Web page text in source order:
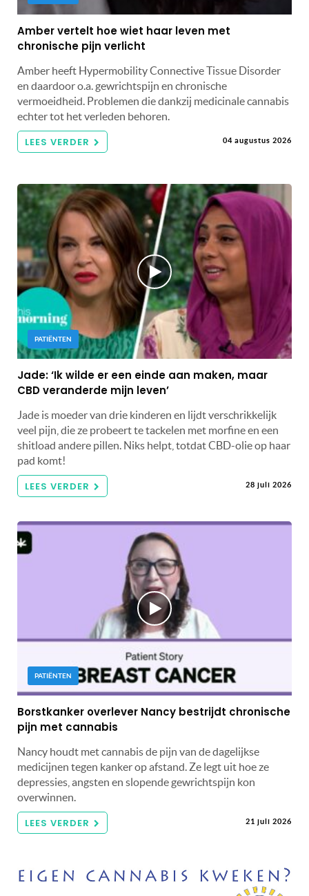
Amber vertelt hoe wiet haar leven met
chronische pijn verlicht
Amber heeft Hypermobility Connective Tissue Disorder
en daardoor o.a. gewrichtspijn en chronische
vermoeidheid. Problemen die dankzij medicinale cannabis
echter tot het verleden behoren.
LEES VERDER 04 augustus 2026
PATIËNTEN
Jade: ‘Ik wilde er een einde aan maken, maar
CBD veranderde mijn leven’
Jade is moeder van drie kinderen en lijdt verschrikkelijk
veel pijn, die ze probeert te tackelen met morfine en een
shitload andere pillen. Niks helpt, totdat CBD-olie op haar
pad komt!
LEES VERDER 28 juli 2026
PATIËNTEN
Borstkanker overlever Nancy bestrijdt chronische
pijn met cannabis
Nancy houdt met cannabis de pijn van de dagelijkse
medicijnen tegen kanker op afstand. Ze legt uit hoe ze
depressies, angsten en slopende gewrichtspijn kon
overwinnen.
LEES VERDER 21 juli 2026